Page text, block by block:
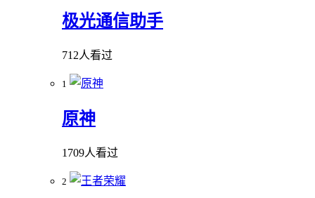
极光通信助手
712人看过
1
原神
1709人看过
2